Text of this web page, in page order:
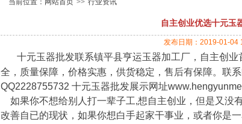
当前位置： 网站首页 >> 行业资讯
自主创业优选十元玉
发布日期：2019-01-04
十元玉器批发联系镇平县亨运玉器加工厂，自主创
全，质量保障，价格实惠，供货稳定，售后有保障。联
QQ2228755732 十元玉器批发展示网址
如果你不想给别人打一辈子工,想自主创业，但是又没
改善自已的现状，如果你想白手起家干事业，或者你是